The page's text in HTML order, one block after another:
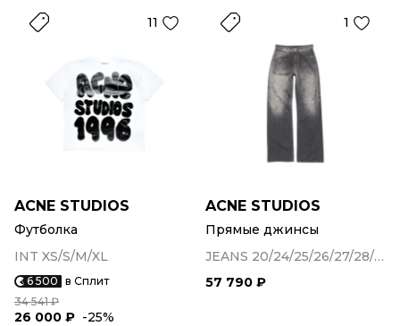
11
ACNE STUDIOS
Футболка
INT XS/S/M/XL
6 500 в Сплит
34 541 ₽
26 000 ₽ -25%
1
ACNE STUDIOS
Прямые джинсы
JEANS 20/24/25/26/27/28/29
57 790 ₽